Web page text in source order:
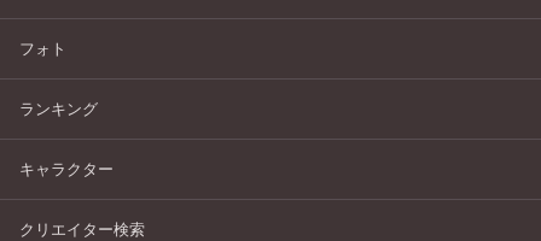
フォト
ランキング
キャラクター
クリエイター検索